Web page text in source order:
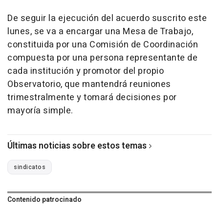
De seguir la ejecución del acuerdo suscrito este
lunes, se va a encargar una Mesa de Trabajo,
constituida por una Comisión de Coordinación
compuesta por una persona representante de
cada institución y promotor del propio
Observatorio, que mantendrá reuniones
trimestralmente y tomará decisiones por
mayoría simple.
Últimas noticias sobre estos temas
sindicatos
Contenido patrocinado